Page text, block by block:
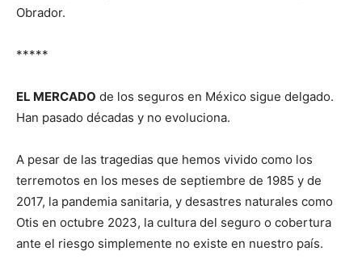
Obrador.
*****
EL MERCADO de los seguros en México sigue delgado.
Han pasado décadas y no evoluciona.
A pesar de las tragedias que hemos vivido como los
terremotos en los meses de septiembre de 1985 y de
2017, la pandemia sanitaria, y desastres naturales como
Otis en octubre 2023, la cultura del seguro o cobertura
ante el riesgo simplemente no existe en nuestro país.